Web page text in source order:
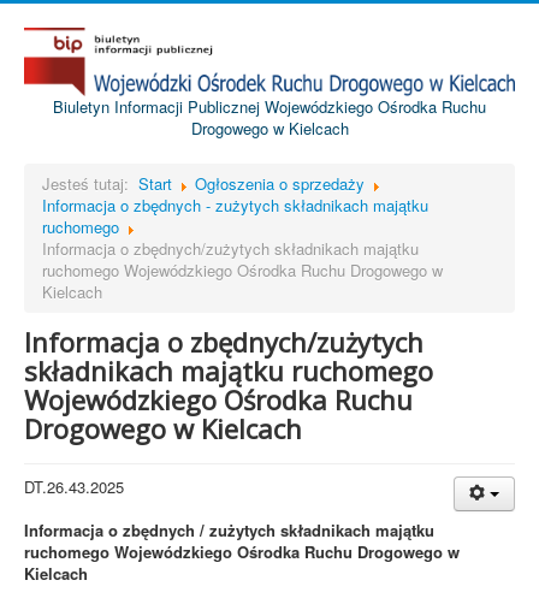
Biuletyn Informacji Publicznej Wojewódzkiego Ośrodka Ruchu
Drogowego w Kielcach
Jesteś tutaj: Start
Ogłoszenia o sprzedaży
Informacja o zbędnych - zużytych składnikach majątku
ruchomego
Informacja o zbędnych/zużytych składnikach majątku
ruchomego Wojewódzkiego Ośrodka Ruchu Drogowego w
Kielcach
Informacja o zbędnych/zużytych
składnikach majątku ruchomego
Wojewódzkiego Ośrodka Ruchu
Drogowego w Kielcach
DT.26.43.2025
Informacja o zbędnych / zużytych składnikach majątku
ruchomego Wojewódzkiego Ośrodka Ruchu Drogowego w
Kielcach